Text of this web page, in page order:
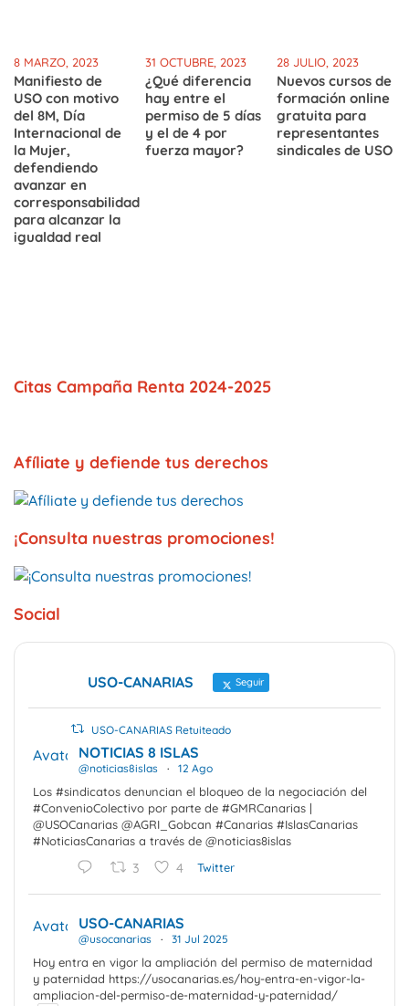
8 MARZO, 2023
Manifiesto de
USO con motivo
del 8M, Día
Internacional de
la Mujer,
defendiendo
avanzar en
corresponsabilidad
para alcanzar la
igualdad real
31 OCTUBRE, 2023
¿Qué diferencia
hay entre el
permiso de 5 días
y el de 4 por
fuerza mayor?
28 JULIO, 2023
Nuevos cursos de
formación online
gratuita para
representantes
sindicales de USO
Citas Campaña Renta 2024-2025
Afíliate y defiende tus derechos
¡Consulta nuestras promociones!
Social
USO-CANARIAS Seguir
USO-CANARIAS Retuiteado
Avatar NOTICIAS 8 ISLAS
@noticias8islas · 12 Ago
Los #sindicatos denuncian el bloqueo de la negociación del
#ConvenioColectivo por parte de #GMRCanarias |
@USOCanarias @AGRI_Gobcan #Canarias #IslasCanarias
#NoticiasCanarias a través de @noticias8islas
3 4 Twitter
Avatar USO-CANARIAS
@usocanarias · 31 Jul 2025
Hoy entra en vigor la ampliación del permiso de maternidad
y paternidad https://usocanarias.es/hoy-entra-en-vigor-la-
ampliacion-del-permiso-de-maternidad-y-paternidad/